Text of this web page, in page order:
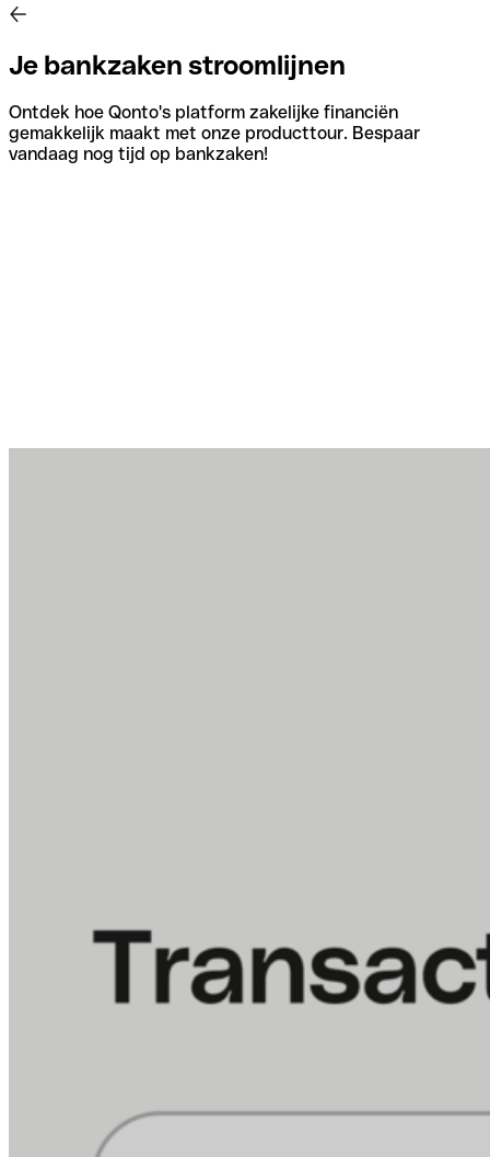
Je bankzaken stroomlijnen
Ontdek hoe Qonto's platform zakelijke financiën
gemakkelijk maakt met onze producttour. Bespaar
vandaag nog tijd op bankzaken!